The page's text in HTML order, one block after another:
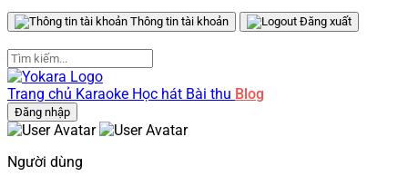
Thông tin tài khoản Đăng xuất
Trang chủ Karaoke Học hát Bài thu Blog
Đăng nhập
Người dùng